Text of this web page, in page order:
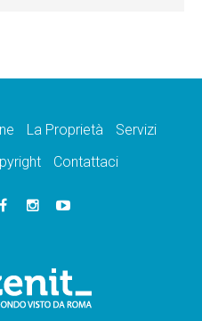
La Proprietà
Servizi
Contattaci